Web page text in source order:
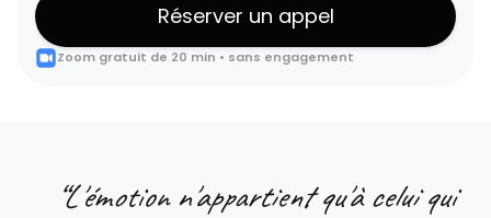
Réserver un appel
Zoom gratuit de 20 min • sans engagement
L'émotion n'appartient qu'à celui qui